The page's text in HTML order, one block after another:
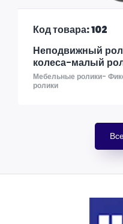
Код товара: 102
Неподвижный
колеса-малый
Мебельные ролики-
ролики